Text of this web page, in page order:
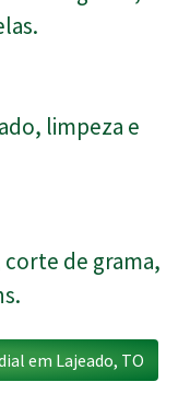
limpeza e
corte de grama,
em Lajeado, TO